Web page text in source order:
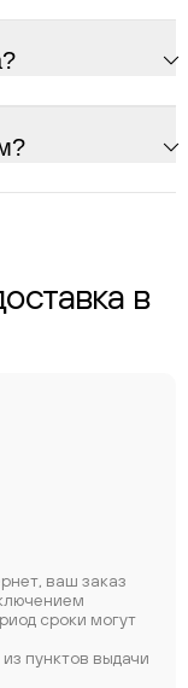
в
ваш заказ
сроки могут
пунктов выдачи